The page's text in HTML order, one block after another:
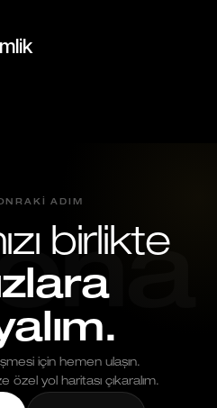
ADIM
birlikte
için hemen ulaşın.
özel yol haritası çıkaralım.